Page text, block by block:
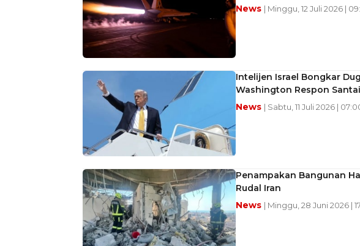
News | Minggu, 12 Juli 2026 |
Intelijen Israel Bongkar
Washington Respon Santai
News | Sabtu, 11 Juli 2026 |
Penampakan Bangunan
Rudal Iran
News | Minggu, 28 Juni 2026 |